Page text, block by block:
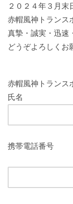
２０２４年３月末
赤帽風神トラン
真摯・誠実・迅速
どうぞよろしくお
赤帽風神トランス
氏名
携帯電話番号